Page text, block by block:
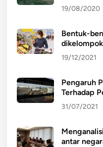
19/08/2020
Bentuk-
19/12/2021
Pengaruh
Terhadap
31/07/2021
antar